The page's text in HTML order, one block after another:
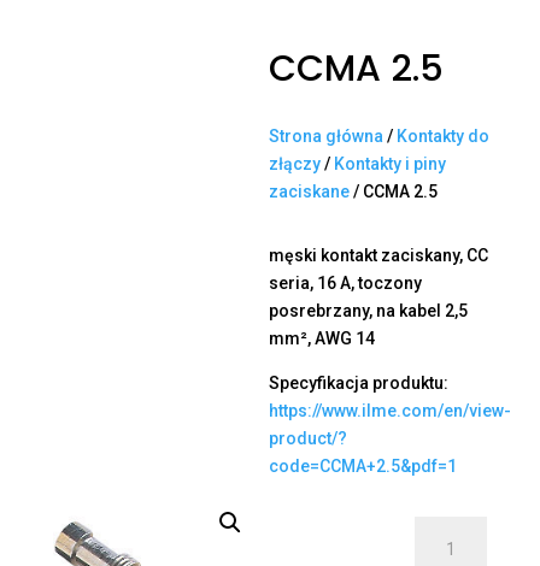
CCMA 2.5
Strona główna / Kontakty do
złączy/ Kontakty i piny
zaciskane/ CCMA 2.5
męski kontakt zaciskany, CC
seria, 16 A, toczony
posrebrzany, na kabel 2,5
mm², AWG 14
Specyfikacja produktu:
https://www.ilme.com/en/view-
product/?
code=CCMA+2.5&pdf=1
CCMA